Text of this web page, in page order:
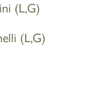
(L,G)
(L,G)